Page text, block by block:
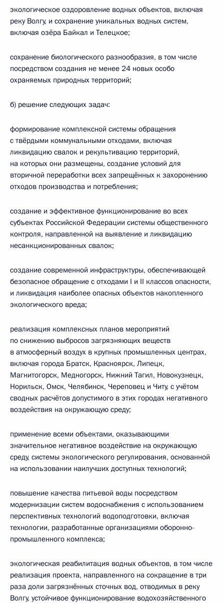
экологическое оздоровление водных объектов, включая
реку Волгу, и сохранение уникальных водных систем,
включая озёра Байкал и Телецкое;
сохранение биологического разнообразия, в том числе
посредством создания не менее 24 новых особо
охраняемых природных территорий;
б) решение следующих задач:
формирование комплексной системы обращения
с твёрдыми коммунальными отходами, включая
ликвидацию свалок и рекультивацию территорий,
на которых они размещены, создание условий для
вторичной переработки всех запрещённых к захоронению
отходов производства и потребления;
создание и эффективное функционирование во всех
субъектах Российской Федерации системы общественного
контроля, направленной на выявление и ликвидацию
несанкционированных свалок;
создание современной инфраструктуры, обеспечивающей
безопасное обращение с отходами I и II классов опасности,
и ликвидация наиболее опасных объектов накопленного
экологического вреда;
реализация комплексных планов мероприятий
по снижению выбросов загрязняющих веществ
в атмосферный воздух в крупных промышленных центрах,
включая города Братск, Красноярск, Липецк,
Магнитогорск, Медногорск, Нижний Тагил, Новокузнецк,
Норильск, Омск, Челябинск, Череповец и Читу, с учётом
сводных расчётов допустимого в этих городах негативного
воздействия на окружающую среду;
применение всеми объектами, оказывающими
значительное негативное воздействие на окружающую
среду, системы экологического регулирования, основанной
на использовании наилучших доступных технологий;
повышение качества питьевой воды посредством
модернизации систем водоснабжения с использованием
перспективных технологий водоподготовки, включая
технологии, разработанные организациями оборонно-
промышленного комплекса;
экологическая реабилитация водных объектов, в том числе
реализация проекта, направленного на сокращение в три
раза доли загрязнённых сточных вод, отводимых в реку
Волгу, устойчивое функционирование водохозяйственного